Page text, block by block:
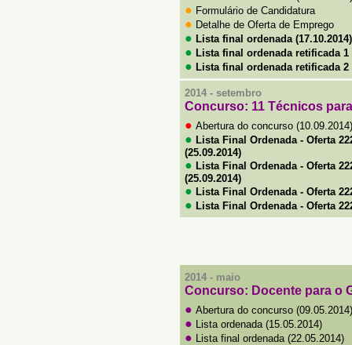
● Formulário de Candidatura
● Detalhe de Oferta de Emprego
● Lista final ordenada (17.10.2014)
● Lista final ordenada retificada 1
● Lista final ordenada retificada 2
2014 - setembro
Concurso: 11 Técnicos
● Abertura do concurso (10.09.2014)
● Lista Final Ordenada - Oferta
(25.09.2014)
● Lista Final Ordenada - Oferta
(25.09.2014)
● Lista Final Ordenada - Oferta
● Lista Final Ordenada - Oferta
2014 - maio
Concurso: Docente para o
● Abertura do concurso (09.05.2014)
● Lista ordenada (15.05.2014)
● Lista final ordenada (22.05.2014)